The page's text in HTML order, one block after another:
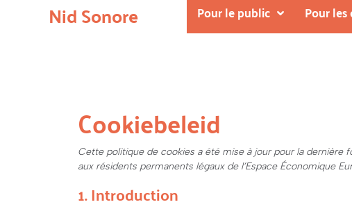
Nid Sonore Pour le public Pour
Cookiebeleid
Cette politique de cookies a été mise à jour pour la dernière
aux résidents permanents légaux de l’Espace Économique
1. Introduction